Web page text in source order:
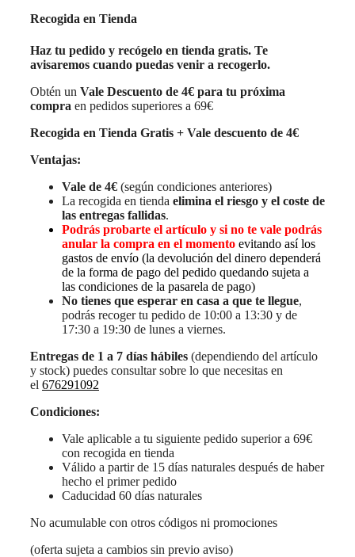
Recogida en Tienda
Haz tu pedido y recógelo en tienda gratis. Te
avisaremos cuando puedas venir a recogerlo.
Obtén un Vale Descuento de 4€ para tu próxima
compra en pedidos superiores a 69€
Recogida en Tienda Gratis + Vale descuento de 4€
Ventajas:
Vale de 4€ (según condiciones anteriores)
La recogida en tienda elimina el riesgo y el coste de
las entregas fallidas.
Podrás probarte el artículo y si no te vale podrás
anular la compra en el momento evitando así los
gastos de envío (la devolución del dinero dependerá
de la forma de pago del pedido quedando sujeta a
las condiciones de la pasarela de pago)
No tienes que esperar en casa a que te llegue,
podrás recoger tu pedido de 10:00 a 13:30 y de
17:30 a 19:30 de lunes a viernes.
Entregas de 1 a 7 días hábiles (dependiendo del artículo
y stock) puedes consultar sobre lo que necesitas en
el 676291092
Condiciones:
Vale aplicable a tu siguiente pedido superior a 69€
con recogida en tienda
Válido a partir de 15 días naturales después de haber
hecho el primer pedido
Caducidad 60 días naturales
No acumulable con otros códigos ni promociones
(oferta sujeta a cambios sin previo aviso)